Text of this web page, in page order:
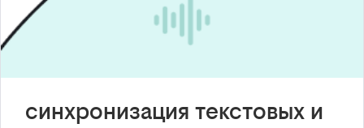
синхронизация текстовых и